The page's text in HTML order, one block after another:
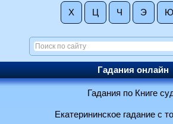
Х Ц Ч Э Ю
Гадания онлайн
Гадания по Книге
Екатерининское гадание с